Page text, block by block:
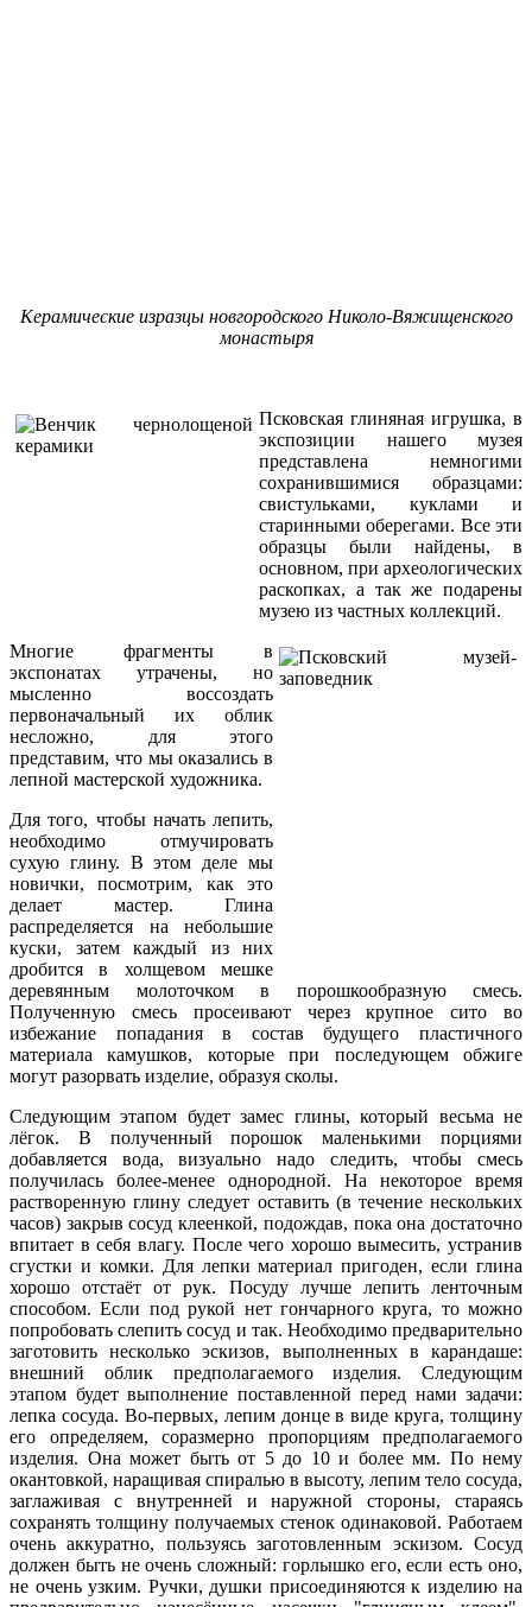
Керамические изразцы новгородского Николо-Вяжищенского
монастыря
Псковская глиняная игрушка, в
экспозиции нашего музея
представлена немногими
сохранившимися образцами:
свистульками, куклами и
старинными оберегами. Все эти
образцы были найдены, в
основном, при археологических
раскопках, а так же подарены
музею из частных коллекций.
Многие фрагменты в
экспонатах утрачены, но
мысленно воссоздать
первоначальный их облик
несложно, для этого
представим, что мы оказались в
лепной мастерской художника.
Для того, чтобы начать лепить,
необходимо отмучировать
сухую глину. В этом деле мы
новички, посмотрим, как это
делает мастер. Глина
распределяется на небольшие
куски, затем каждый из них
дробится в холщевом мешке
деревянным молоточком в порошкообразную смесь.
Полученную смесь просеивают через крупное сито во
избежание попадания в состав будущего пластичного
материала камушков, которые при последующем обжиге
могут разорвать изделие, образуя сколы.
Следующим этапом будет замес глины, который весьма не
лёгок. В полученный порошок маленькими порциями
добавляется вода, визуально надо следить, чтобы смесь
получилась более-менее однородной. На некоторое время
растворенную глину следует оставить (в течение нескольких
часов) закрыв сосуд клеенкой, подождав, пока она достаточно
впитает в себя влагу. После чего хорошо вымесить, устранив
сгустки и комки. Для лепки материал пригоден, если глина
хорошо отстаёт от рук. Посуду лучше лепить ленточным
способом. Если под рукой нет гончарного круга, то можно
попробовать слепить сосуд и так. Необходимо предварительно
заготовить несколько эскизов, выполненных в карандаше:
внешний облик предполагаемого изделия. Следующим
этапом будет выполнение поставленной перед нами задачи:
лепка сосуда. Во-первых, лепим донце в виде круга, толщину
его определяем, соразмерно пропорциям предполагаемого
изделия. Она может быть от 5 до 10 и более мм. По нему
окантовкой, наращивая спиралью в высоту, лепим тело сосуда,
заглаживая с внутренней и наружной стороны, стараясь
сохранять толщину получаемых стенок одинаковой. Работаем
очень аккуратно, пользуясь заготовленным эскизом. Сосуд
должен быть не очень сложный: горлышко его, если есть оно,
не очень узким. Ручки, душки присоединяются к изделию на